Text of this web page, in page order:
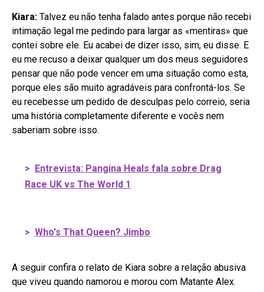
Kiara: Talvez eu não tenha falado antes porque não recebi
intimação legal me pedindo para largar as «mentiras» que
contei sobre ele. Eu acabei de dizer isso, sim, eu disse. E
eu me recuso a deixar qualquer um dos meus seguidores
pensar que não pode vencer em uma situação como esta,
porque eles são muito agradáveis para confrontá-los. Se
eu recebesse um pedido de desculpas pelo correio, seria
uma história completamente diferente e vocês nem
saberiam sobre isso.
> Entrevista: Pangina Heals fala sobre Drag
Race UK vs The World 1
> Who's That Queen? Jimbo
A seguir confira o relato de Kiara sobre a relação abusiva
que viveu quando namorou e morou com Matante Alex.